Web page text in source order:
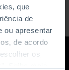
que
de
ou apresentar
de acordo
os